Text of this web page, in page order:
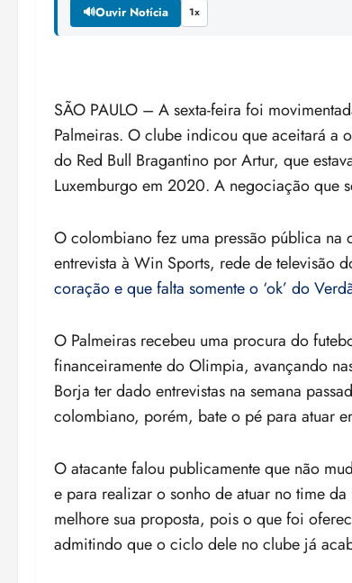
🔊Ouvir Notícia 1x
SÃO PAULO – A sexta-feira foi
Palmeiras. O clube indicou que aceitará a
do Red Bull Bragantino por Artur, que
Luxemburgo em 2020. A negociação que
O colombiano fez uma pressão pública
entrevista à Win Sports, rede de televisão
coração e que falta somente o ‘ok’ do
O Palmeiras recebeu uma procura do
financeiramente do Olimpia, avançando
Borja ter dado entrevistas na semana
colombiano, porém, bate o pé para atuar
O atacante falou publicamente que não
e para realizar o sonho de atuar no time
melhore sua proposta, pois o que foi
admitindo que o ciclo dele no clube já